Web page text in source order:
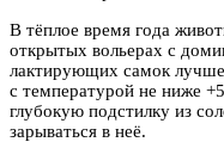
В тёплое время года
открытых вольерах с
лактирующих самок
с температурой не ниже
глубокую подстилку из
зарываться в неё.